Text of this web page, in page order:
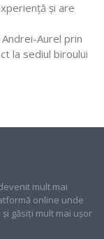
și are
Aurel prin
la sediul biroului
mult mai
online unde
găsiți mult mai ușor